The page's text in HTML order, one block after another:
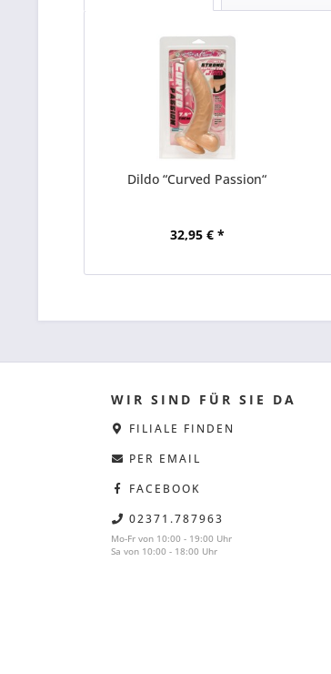
Dildo “Curved Passion“
32,95 € *
WIR SIND FÜR SIE DA
FILIALE FINDEN
PER EMAIL
FACEBOOK
02371.787963
Mo-Fr von 10:00 - 19:00 Uhr
Sa von 10:00 - 18:00 Uhr